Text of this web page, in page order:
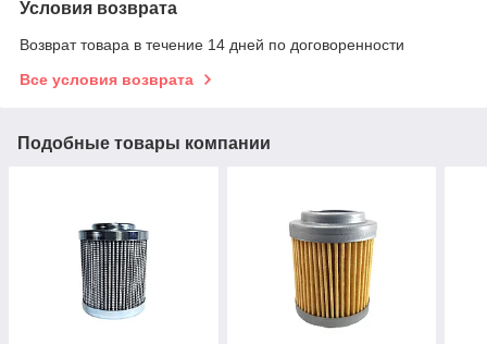
Условия возврата
Возврат товара в течение 14 дней по договоренности
Все условия возврата
Подобные товары компании